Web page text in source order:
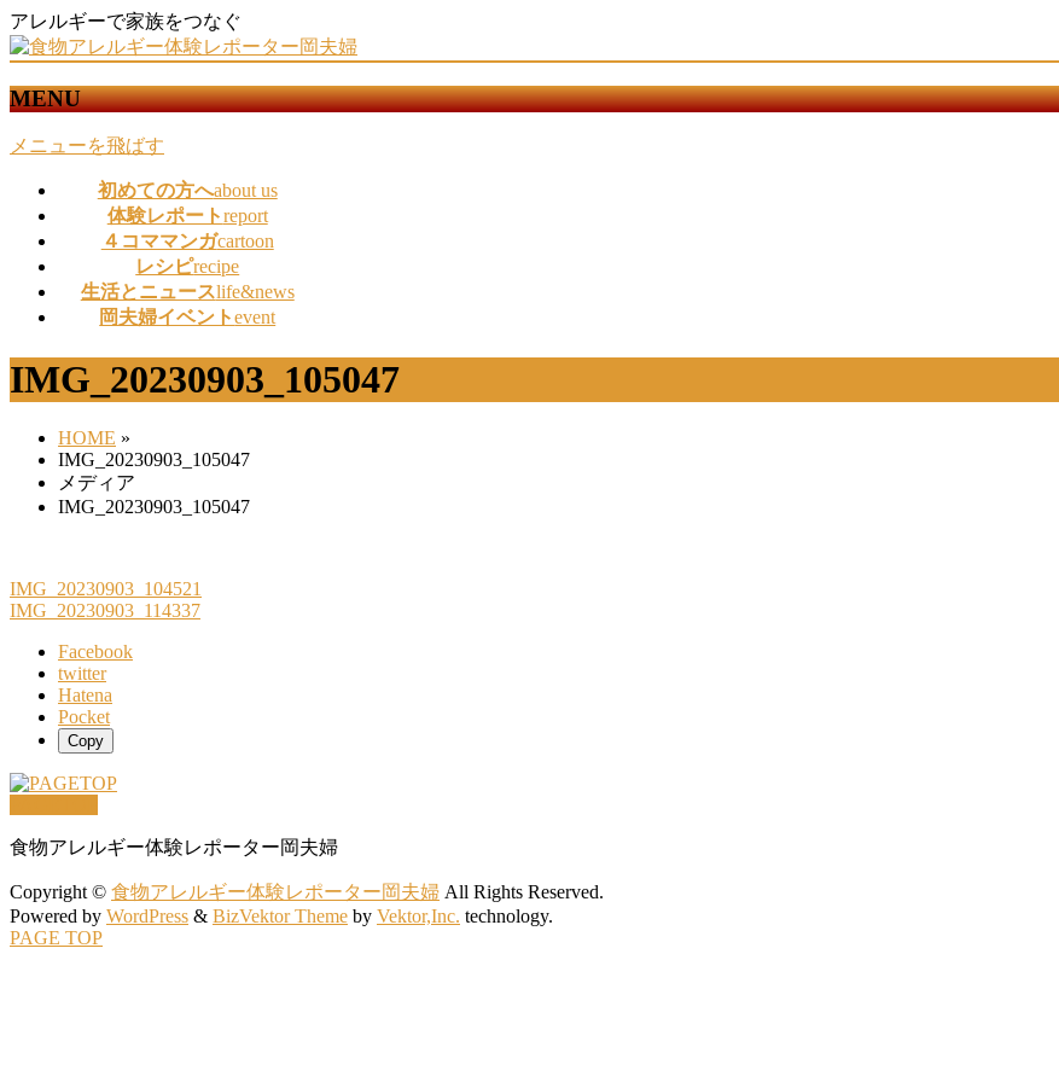
アレルギーで家族をつなぐ
MENU
メニューを飛ばす
初めての方へabout us
体験レポートreport
４コママンガcartoon
レシピrecipe
生活とニュースlife&news
岡夫婦イベントevent
IMG_20230903_105047
HOME »
IMG_20230903_105047
メディア
IMG_20230903_105047
IMG_20230903_104521
IMG_20230903_114337
Facebook
twitter
Hatena
Pocket
Copy
食物アレルギー体験レポーター岡夫婦
Copyright © 食物アレルギー体験レポーター岡夫婦 All Rights Reserved.
Powered by WordPress & BizVektor Theme by Vektor,Inc. technology.
PAGE TOP